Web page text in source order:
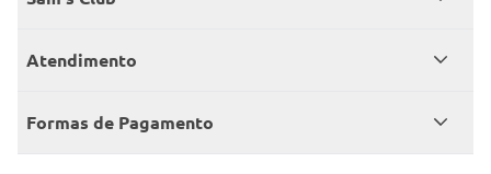
Encontre um Clube
Seja sócio
Member’s Mark
Atendimento
Fale conosco
Atendimento em libras
Formas de Pagamento